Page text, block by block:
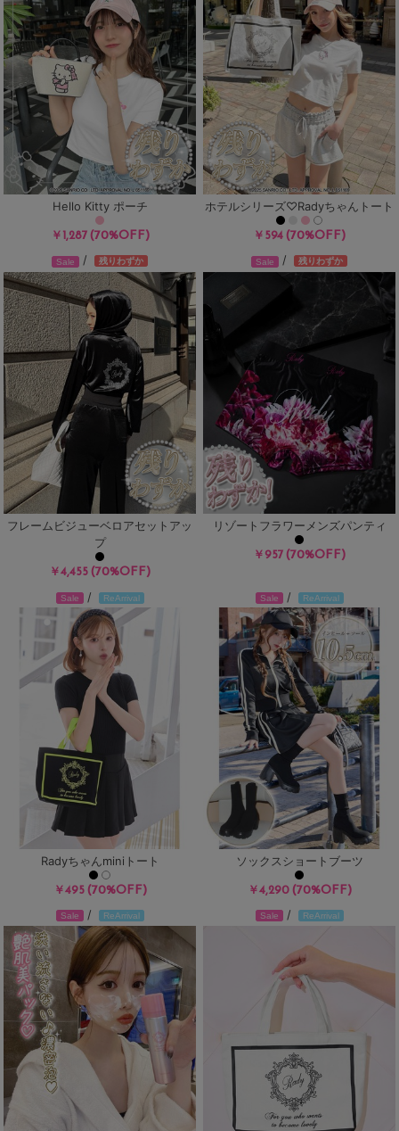
Hello Kitty ポーチ
￥1,287(70%OFF)
ホテルシリーズ♡Radyちゃんトート
￥594(70%OFF)
Sale / 残りわずか
フレームビジューベロアセットアッ
プ
￥4,455(70%OFF)
Sale / 残りわずか
リゾートフラワーメンズパンティ
￥957(70%OFF)
Sale / ReArrival
Radyちゃんminiトート
￥495(70%OFF)
Sale / ReArrival
ソックスショートブーツ
￥4,290(70%OFF)
Sale / ReArrival Sale / ReArrival